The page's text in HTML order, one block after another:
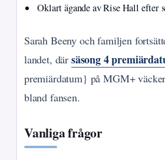
Oklart ägande av Rise Hall efter
Sarah Beeny och familjen
landet, där säsong 4
premiärdatum} på MGM+
bland fansen.
Vanliga frågor